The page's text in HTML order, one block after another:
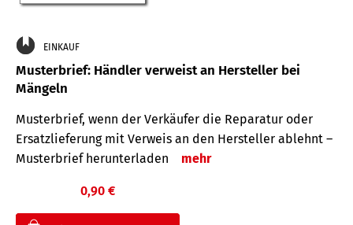
EINKAUF
Musterbrief: Händler verweist an Hersteller bei
Mängeln
Musterbrief, wenn der Verkäufer die Reparatur oder
Ersatzlieferung mit Verweis an den Hersteller ablehnt –
Musterbrief herunterladen
mehr
0,90 €